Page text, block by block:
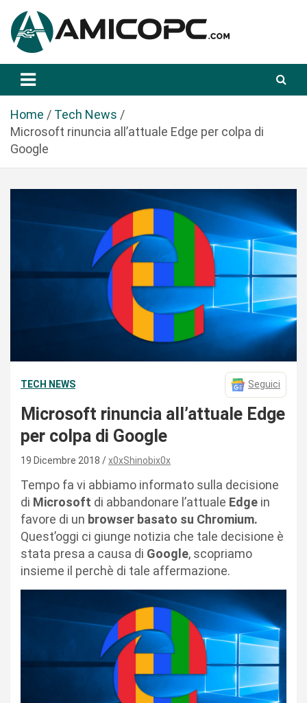
a
Amicopc.com
Home
Tech News
Microsoft rinuncia all’attuale Edge per colpa di
Google
TECH NEWS Seguici
Microsoft rinuncia all’attuale Edge
per colpa di Google
19 Dicembre 2018 x0xShinobix0x
Tempo fa vi abbiamo informato sulla decisione
di Microsoft di abbandonare l’attuale Edge in
favore di un browser basato su Chromium.
Quest’oggi ci giunge notizia che tale decisione è
stata presa a causa di Google, scopriamo
insieme il perchè di tale affermazione.